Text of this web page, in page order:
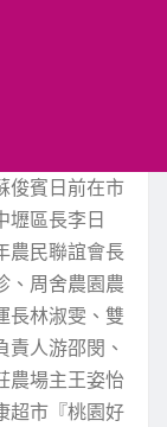
俊賓日前在市
壢區長李日
農民聯誼會長
、周舍農園農
長林淑雯、雙
人游邵閔、
農場主王姿怡
超市『桃園好